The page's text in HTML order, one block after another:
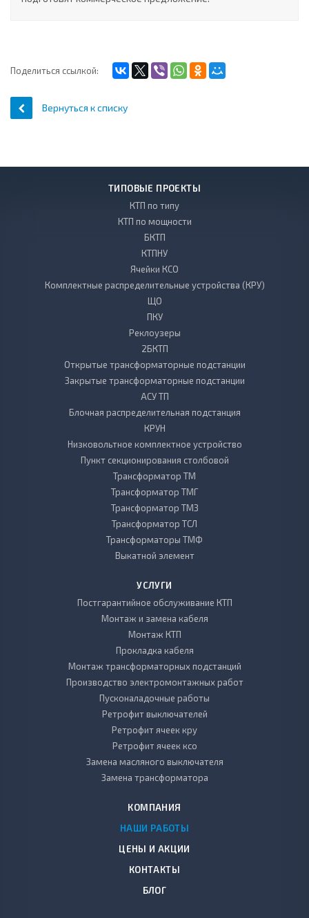
Поделиться ссылкой:
Вернуться к списку
ТИПОВЫЕ ПРОЕКТЫ
КТП по типу
КТП по мощности
БКТП
КТПНУ
Ячейки КСО
Комплектные распределительные устройства (КРУ)
ЩО
ПКУ
Реклоузеры
2БКТП
Открытые трансформаторные подстанции
Закрытые трансформаторные подстанции
АСУ ТП
Блочная распределительная подстанция
КРУН
Низковольтное комплектное устройство
Пункт секционирования столбовой
Трансформатор ТМ
Трансформатор ТМГ
Трансформатор ТМЗ
Трансформатор ТСЛ
Трансформаторы ТМФ
Выкатной элемент
УСЛУГИ
Постгарантийное обслуживание КТП
Монтаж и замена кабеля
Монтаж КТП
Прокладка кабеля
Монтаж трансформаторных подстанций
Производство электромонтажных работ
Пусконаладочные работы
Ретрофит выключателей
Ретрофит ячеек кру
Ретрофит ячеек ксо
Замена масляного выключателя
Замена трансформатора
КОМПАНИЯ
НАШИ РАБОТЫ
ЦЕНЫ И АКЦИИ
КОНТАКТЫ
БЛОГ